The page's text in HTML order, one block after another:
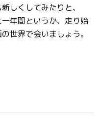
しくしてみたりと、
年間というか、走り始
世界で会いましょう。